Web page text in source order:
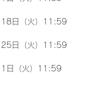
日（火）11:59
日（火）11:59
日（火）11:59